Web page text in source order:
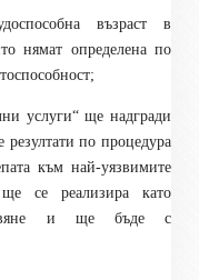
възраст в
нямат определена по
услуги“ ще надгради
резултати по процедура
към най-уязвимите
се реализира като
и ще бъде с